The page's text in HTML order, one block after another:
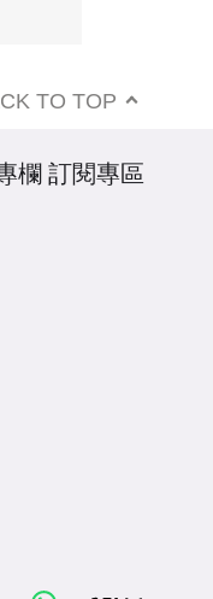
TO TOP
欄 訂閱專區